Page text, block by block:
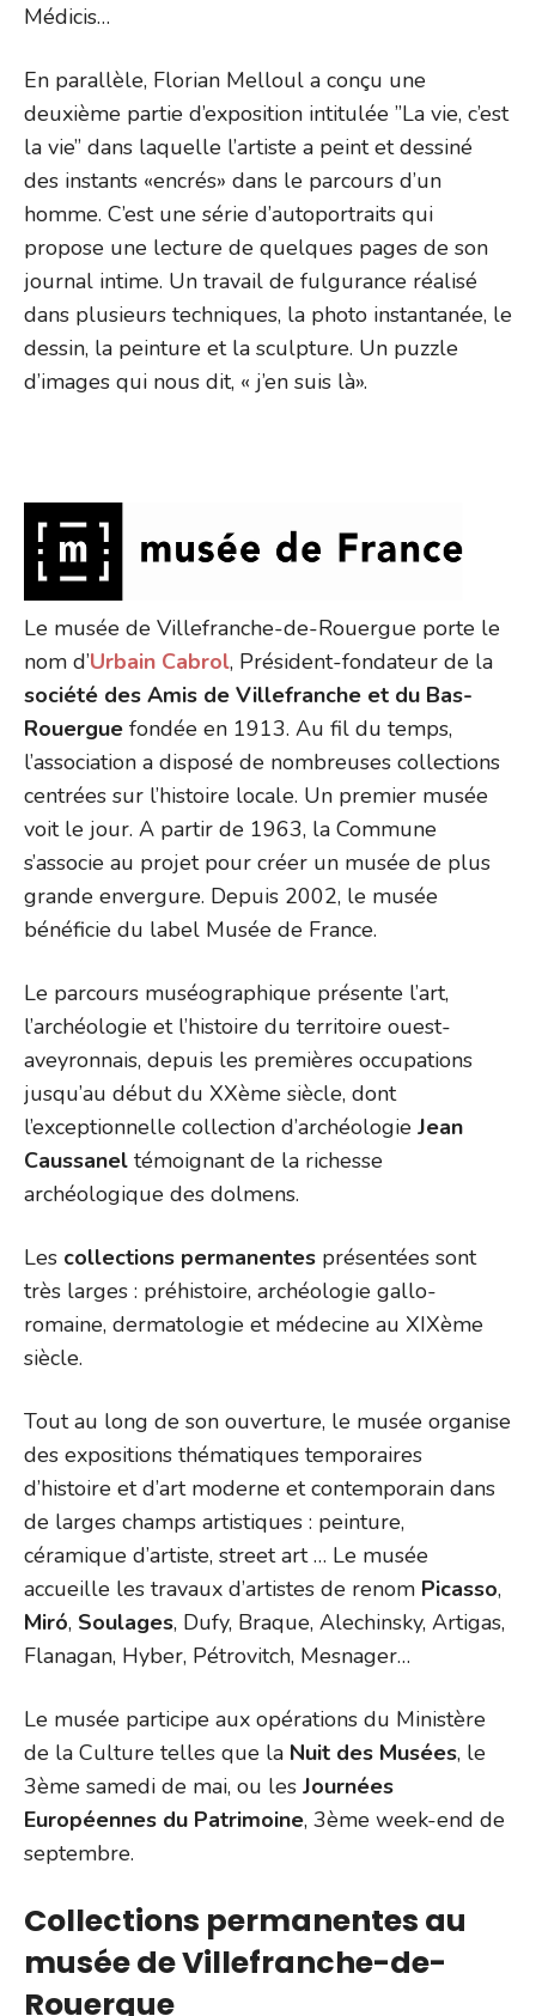
Médicis…
En parallèle, Florian Melloul a conçu une
deuxième partie d’exposition intitulée ”La vie, c’est
la vie” dans laquelle l’artiste a peint et dessiné
des instants «encrés» dans le parcours d’un
homme. C’est une série d’autoportraits qui
propose une lecture de quelques pages de son
journal intime. Un travail de fulgurance réalisé
dans plusieurs techniques, la photo instantanée, le
dessin, la peinture et la sculpture. Un puzzle
d’images qui nous dit, « j’en suis là».
Le musée de Villefranche-de-Rouergue porte le
nom d’Urbain Cabrol, Président-fondateur de la
société des Amis de Villefranche et du Bas-
Rouergue fondée en 1913. Au fil du temps,
l’association a disposé de nombreuses collections
centrées sur l’histoire locale. Un premier musée
voit le jour. A partir de 1963, la Commune
s’associe au projet pour créer un musée de plus
grande envergure. Depuis 2002, le musée
bénéficie du label Musée de France.
Le parcours muséographique présente l’art,
l’archéologie et l’histoire du territoire ouest-
aveyronnais, depuis les premières occupations
jusqu’au début du XXème siècle, dont
l’exceptionnelle collection d’archéologie Jean
Caussanel témoignant de la richesse
archéologique des dolmens.
Les collections permanentes présentées sont
très larges : préhistoire, archéologie gallo-
romaine, dermatologie et médecine au XIXème
siècle.
Tout au long de son ouverture, le musée organise
des expositions thématiques temporaires
d’histoire et d’art moderne et contemporain dans
de larges champs artistiques : peinture,
céramique d’artiste, street art … Le musée
accueille les travaux d’artistes de renom Picasso,
Miró, Soulages, Dufy, Braque, Alechinsky, Artigas,
Flanagan, Hyber, Pétrovitch, Mesnager…
Le musée participe aux opérations du Ministère
de la Culture telles que la Nuit des Musées, le
3ème samedi de mai, ou les Journées
Européennes du Patrimoine, 3ème week-end de
septembre.
Collections permanentes au
musée de Villefranche-de-
Rouergue